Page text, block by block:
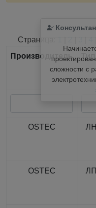
сложности с
Найдено
Страница:
Производитель
OSTEC
OSTEC